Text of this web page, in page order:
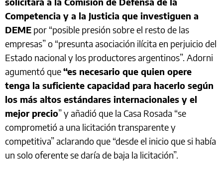
Competencia y a la Justicia que investiguen a
DEME por “posible presión sobre el resto de las
empresas” o “presunta asociación ilícita en perjuicio del
Estado nacional y los productores argentinos”. Adorni
agumentó que“es necesario que quien opere
tenga la suficiente capacidad para hacerlo según
los más altos estándares internacionales y el
mejor precio” y añadió que la Casa Rosada “se
comprometió a una licitación transparente y
competitiva” aclarando que “desde el inicio que si había
un solo oferente se daría de baja la licitación”.